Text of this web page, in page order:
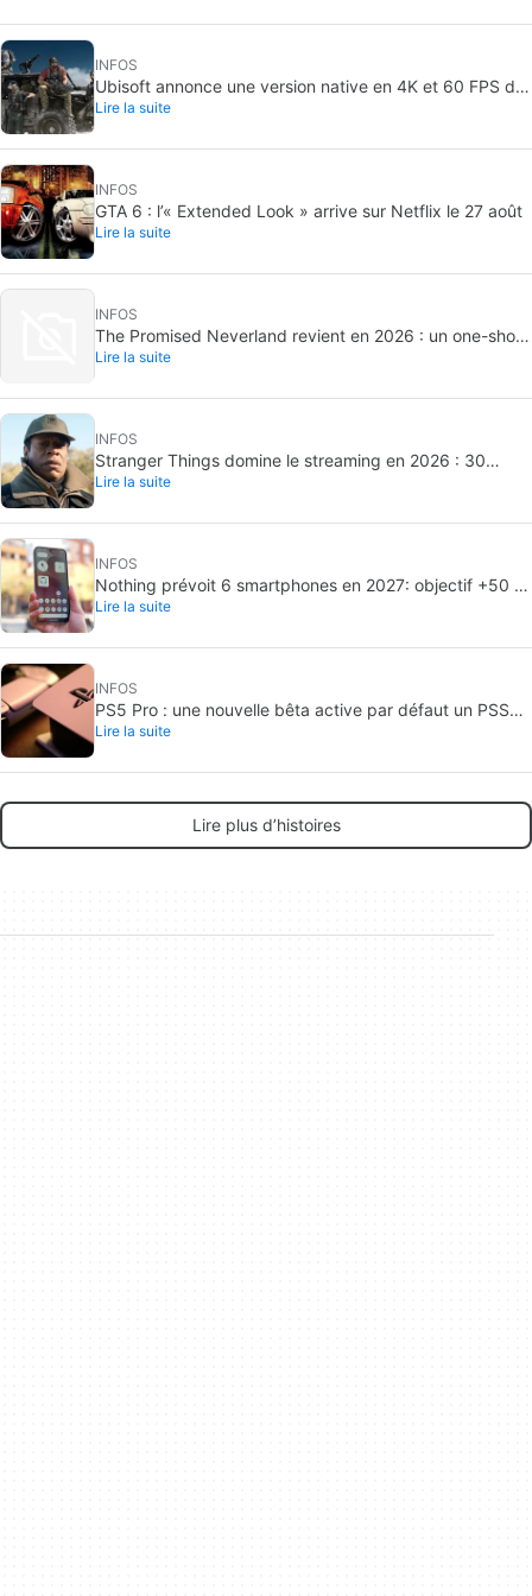
INFOS
Ubisoft annonce une version native en 4K et 60 FPS de
Ghost Recon Wildlands avec un lancement imminent
Lire la suite
INFOS
GTA 6 : l’« Extended Look » arrive sur Netflix le 27 août
Lire la suite
INFOS
The Promised Neverland revient en 2026 : un one-shot
inédit
Lire la suite
INFOS
Stranger Things domine le streaming en 2026 : 30
milliards de minutes vues
Lire la suite
INFOS
Nothing prévoit 6 smartphones en 2027: objectif +50 %
de livraisons
Lire la suite
INFOS
PS5 Pro : une nouvelle bêta active par défaut un PSSR
amélioré
Lire la suite
Lire plus d’histoires